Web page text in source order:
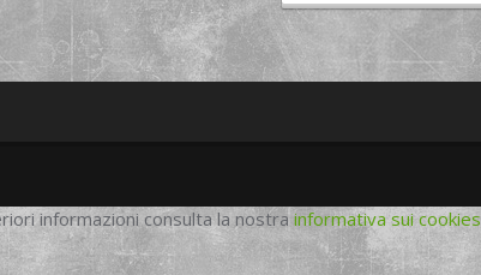
informazioni consulta la nostra informativa sui cookies